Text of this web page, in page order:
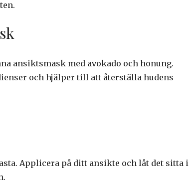
ansiktsmask med avokado och honung.
och hjälper till att återställa hudens
Applicera på ditt ansikte och låt det sitta i